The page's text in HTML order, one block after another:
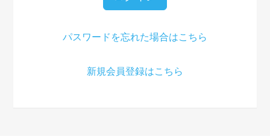
パスワードを忘れた場合はこちら
新規会員登録はこちら